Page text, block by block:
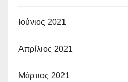
Ιούνιος 2021
Απρίλιος 2021
Μάρτιος 2021